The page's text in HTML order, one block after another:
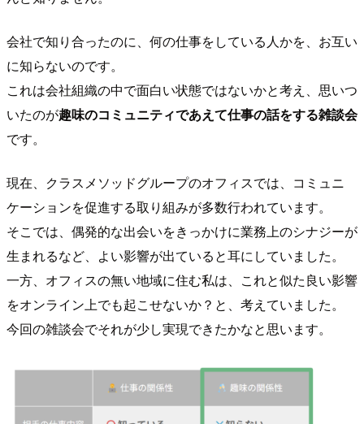
会社で知り合ったのに、何の仕事をしている人かを、お互い
に知らないのです。
これは会社組織の中で面白い状態ではないかと考え、思いつ
いたのが趣味のコミュニティであえて仕事の話をする雑談会
です。
現在、クラスメソッドグループのオフィスでは、コミュニ
ケーションを促進する取り組みが多数行われています。
そこでは、偶発的な出会いをきっかけに業務上のシナジーが
生まれるなど、よい影響が出ていると耳にしていました。
一方、オフィスの無い地域に住む私は、これと似た良い影響
をオンライン上でも起こせないか？と、考えていました。
今回の雑談会でそれが少し実現できたかなと思います。